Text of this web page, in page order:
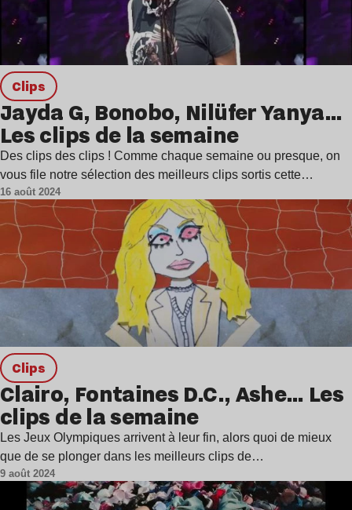
clips
Jayda G, Bonobo, Nilüfer Yanya…
Les clips de la semaine
Des clips des clips ! Comme chaque semaine ou presque, on
vous file notre sélection des meilleurs clips sortis cette…
16 août 2024
clips
Clairo, Fontaines D.C., Ashe… Les
clips de la semaine
Les Jeux Olympiques arrivent à leur fin, alors quoi de mieux
que de se plonger dans les meilleurs clips de…
9 août 2024